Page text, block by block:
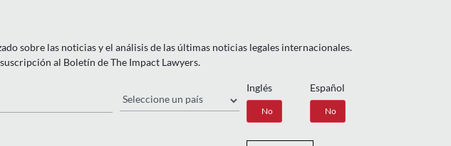
sobre las noticias y el análisis de las últimas noticias legales internacionales.
al Boletín de The Impact Lawyers.
País Inglés
Sí No
Español
No